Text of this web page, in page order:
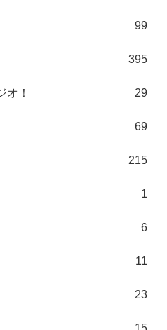
99
395
オ！ 29
69
215
1
6
11
23